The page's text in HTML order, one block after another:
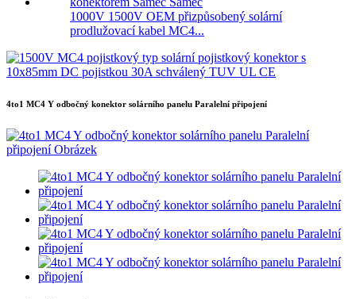
1000V 1500V OEM přizpůsobený solární
prodlužovací kabel MC4...
4to1 MC4 Y odbočný konektor solárního panelu Paralelní připojení